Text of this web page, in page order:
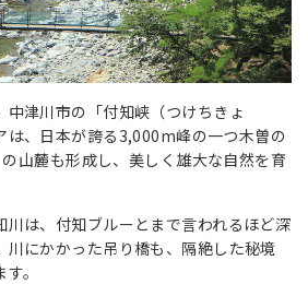
津川市の「付知峡（つけちきょ
は、日本が誇る3,000m峰の一つ木曽の
山麓も形成し、美しく雄大な自然を育
川は、付知ブルーとまで言われるほど深
川にかかった吊り橋も、隔絶した秘境
。